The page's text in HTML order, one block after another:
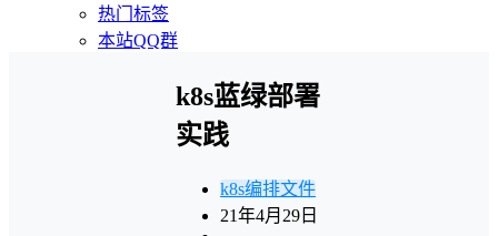
热门标签
本站QQ群
k8s蓝绿部署
实践
k8s编排文件
21年4月29日